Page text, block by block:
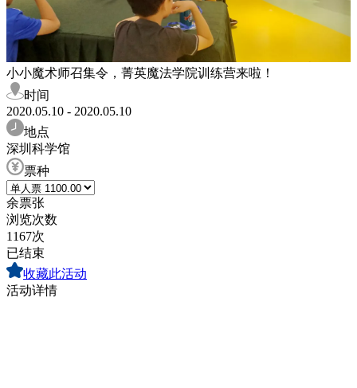
小小魔术师召集令，菁英魔法学院训练营来啦！
时间
2020.05.10 - 2020.05.10
地点
深圳科学馆
票种
余票张
浏览次数
1167次
已结束
收藏此活动
活动详情